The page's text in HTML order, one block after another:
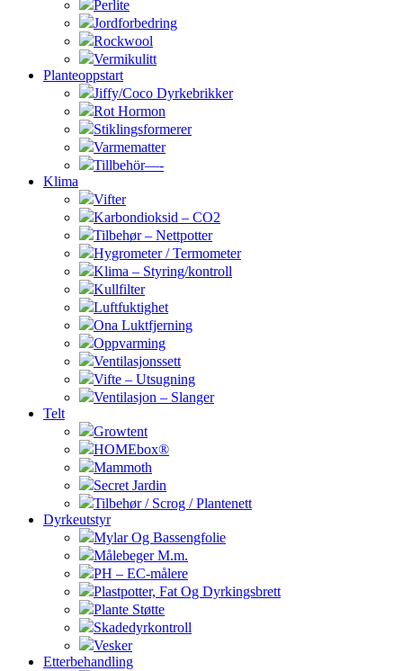
Perlite
Jordforbedring
Rockwool
Vermikulitt
Planteoppstart
Jiffy/Coco Dyrkebrikker
Rot Hormon
Stiklingsformerer
Varmematter
Tillbehör—-
Klima
Vifter
Karbondioksid – CO2
Tilbehør – Nettpotter
Hygrometer / Termometer
Klima – Styring/kontroll
Kullfilter
Luftfuktighet
Ona Luktfjerning
Oppvarming
Ventilasjonssett
Vifte – Utsugning
Ventilasjon – Slanger
Telt
Growtent
HOMEbox®
Mammoth
Secret Jardin
Tilbehør / Scrog / Plantenett
Dyrkeutstyr
Mylar Og Bassengfolie
Målebeger M.m.
PH – EC-målere
Plastpotter, Fat Og Dyrkingsbrett
Plante Støtte
Skadedyrkontroll
Vesker
Etterbehandling